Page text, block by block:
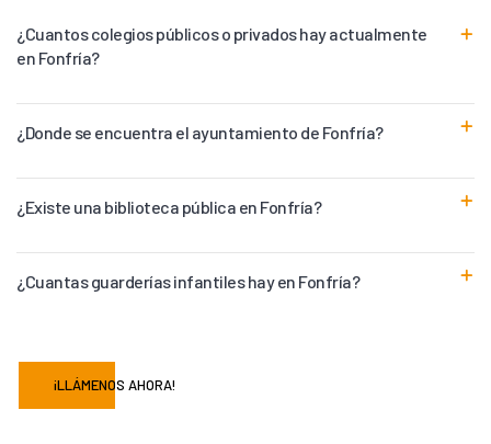
¿Cuantos colegios públicos o privados hay actualmente
en Fonfría?
¿Donde se encuentra el ayuntamiento de Fonfría?
¿Existe una biblioteca pública en Fonfría?
¿Cuantas guarderías infantiles hay en Fonfría?
¡LLÁMENOS AHORA!